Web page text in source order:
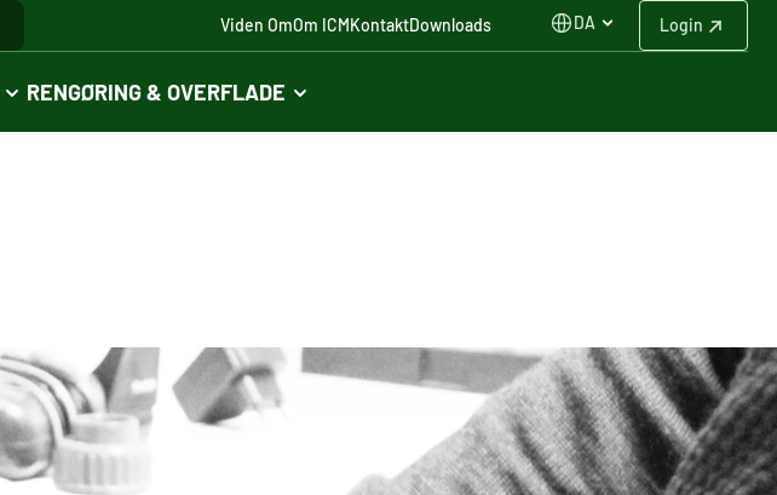
Viden OmOm ICMKontaktDownloads DA Login
RENGØRING & OVERFLADE